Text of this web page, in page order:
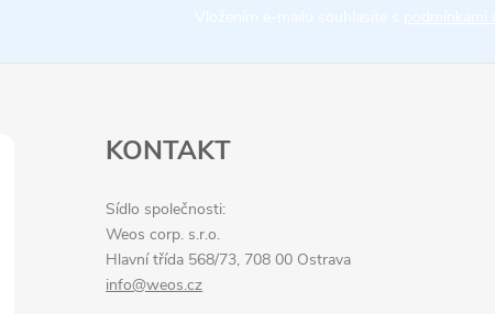
KONTAKT
Sídlo společnosti:
Weos corp. s.r.o.
Hlavní třída 568/73, 708 00 Ostrava
info@weos.cz